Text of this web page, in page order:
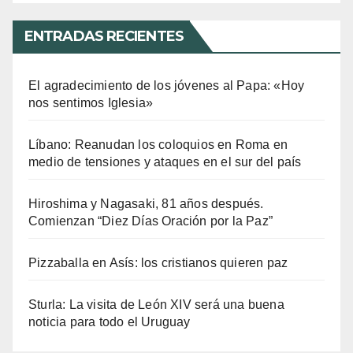
ENTRADAS RECIENTES
El agradecimiento de los jóvenes al Papa: «Hoy
nos sentimos Iglesia»
Líbano: Reanudan los coloquios en Roma en
medio de tensiones y ataques en el sur del país
Hiroshima y Nagasaki, 81 años después.
Comienzan “Diez Días Oración por la Paz”
Pizzaballa en Asís: los cristianos quieren paz
Sturla: La visita de León XIV será una buena
noticia para todo el Uruguay